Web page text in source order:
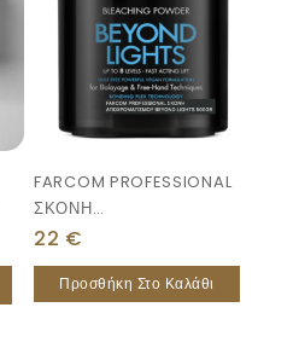
FARCOM PROFESSIONAL
ΣΚΟΝΗ
ΑΠΟΧΡΩΜΑΤΙΣΜΟΥ
BEYOND LIGHTS 500GR
22 €
Προσθήκη Στο Καλάθι